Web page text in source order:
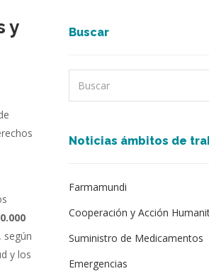
y
, según
y los
Buscar
Noticias ámbitos de
Farmamundi
Cooperación y Acción
Suministro de Medicamentos
Emergencias